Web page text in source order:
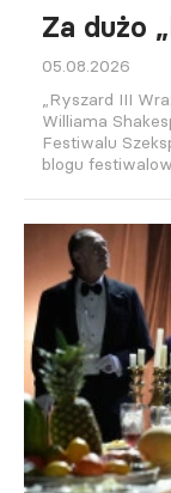
Za dużo
05.08.2026
„Ryszard III
Williama
Festiwalu
blogu